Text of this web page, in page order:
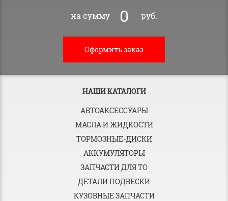
на сумму 0 руб.
Оформить заказ
НАШИ КАТАЛОГИ
АВТОАКСЕССУАРЫ
МАСЛА И ЖИДКОСТИ
ТОРМОЗНЫЕ-ДИСКИ
АККУМУЛЯТОРЫ
ЗАПЧАСТИ ДЛЯ ТО
ДЕТАЛИ ПОДВЕСКИ
КУЗОВНЫЕ ЗАПЧАСТИ